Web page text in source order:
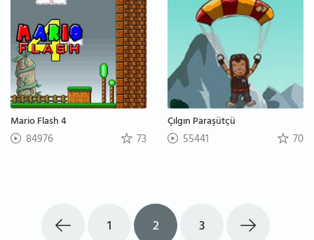
Mario Flash 4
84976 73
Çılgın Paraşütçü
55441 70
1 2 3